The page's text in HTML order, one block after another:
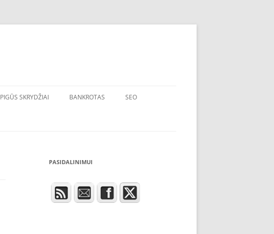
PIGŪS SKRYDŽIAI BANKROTAS SEO
PASIDALINIMUI